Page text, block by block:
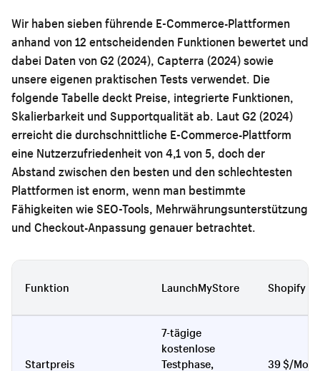
Wir haben sieben führende E-Commerce-Plattformen
anhand von 12 entscheidenden Funktionen bewertet und
dabei Daten von G2 (2024), Capterra (2024) sowie
unsere eigenen praktischen Tests verwendet. Die
folgende Tabelle deckt Preise, integrierte Funktionen,
Skalierbarkeit und Supportqualität ab. Laut G2 (2024)
erreicht die durchschnittliche E-Commerce-Plattform
eine Nutzerzufriedenheit von 4,1 von 5, doch der
Abstand zwischen den besten und den schlechtesten
Plattformen ist enorm, wenn man bestimmte
Fähigkeiten wie SEO-Tools, Mehrwährungsunterstützung
und Checkout-Anpassung genauer betrachtet.
Funktion LaunchMyStore Shopify
Startpreis
7-tägige
kostenlose
Testphase,
39 $/